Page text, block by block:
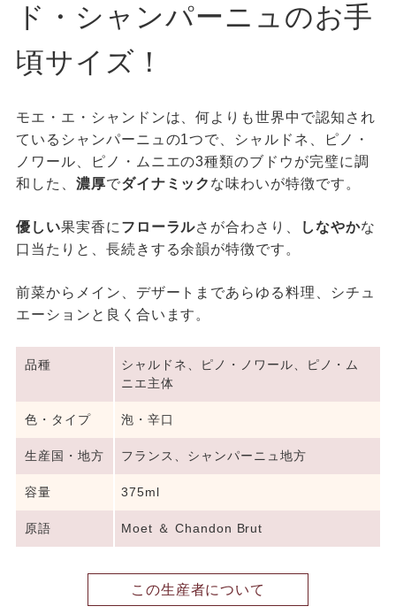
ド・シャンパーニュのお手
頃サイズ！
モエ・エ・シャンドンは、何よりも世界中で認知され
ているシャンパーニュの1つで、シャルドネ、ピノ・
ノワール、ピノ・ムニエの3種類のブドウが完璧に調
和した、 濃厚でダイナミック な味わいが特徴です。
優しい果実香に フローラルさが合わさり、 しなやかな
口当たりと、長続きする余韻が特徴です。
前菜からメイン、デザートまであらゆる料理、シチュ
エーションと良く合います。
品種
シャルドネ、ピノ・ノワール、ピノ・ム
ニエ主体
色・タイプ 泡・辛口
生産国・地方 フランス、シャンパーニュ地方
容量 375ml
原語 Moet ＆ Chandon Brut
この生産者について